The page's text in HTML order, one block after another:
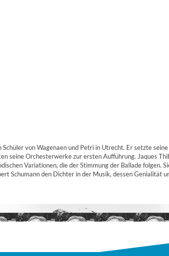
von Wagenaen und Petri in Utrecht. Er setzte
seine Orchesterwerke zur ersten Aufführung. Jaques
Variationen, die der Stimmung der Ballade folgen.
Schumann den Dichter in der Musik, dessen Genialität